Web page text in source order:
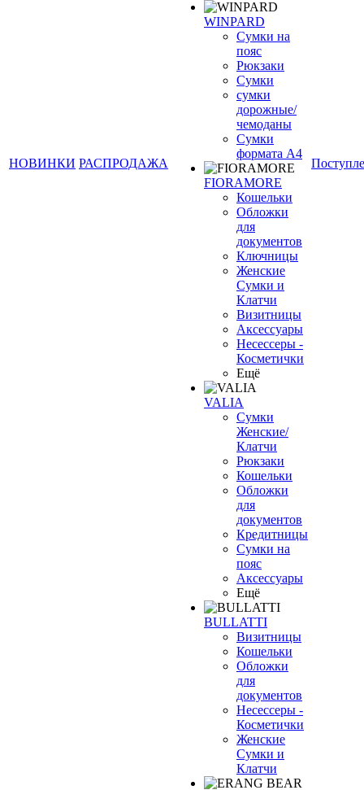
НОВИНКИ РАСПРОДАЖА
WINPARD
Сумки на
пояс
Рюкзаки
Сумки
сумки
дорожные/
чемоданы
Сумки
формата А4
FIORAMORE
Кошельки
Обложки
для
документов
Ключницы
Женские
Сумки и
Клатчи
Визитницы
Аксессуары
Несессеры -
Косметички
Ещё
VALIA
Сумки
Женские/
Клатчи
Рюкзаки
Кошельки
Обложки
для
документов
Кредитницы
Сумки на
пояс
Аксессуары
Ещё
BULLATTI
Визитницы
Кошельки
Обложки
для
документов
Несессеры -
Косметички
Женские
Сумки и
Клатчи